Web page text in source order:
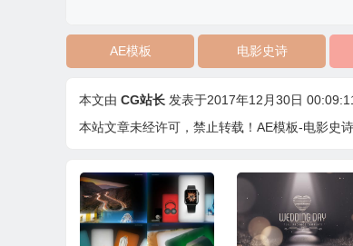
AE模板 电影史诗
本文由 CG站长 发表于2017年12月30日
本站文章未经许可，禁止转载！ AE模板-电影史